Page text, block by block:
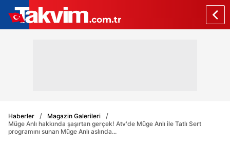
Haberler
Magazin Galerileri
Müge Anlı hakkında şaşırtan gerçek! Atv'de Müge Anlı ile Tatlı Sert
programını sunan Müge Anlı aslında...